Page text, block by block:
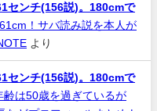
センチ(156説)。180cmで
！サバ読み説を本人が
より
センチ(156説)。180cmで
齢は50歳を過ぎているが